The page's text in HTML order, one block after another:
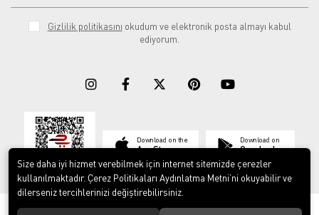
Gizlilik politikasını okudum ve elektronik posta almayı kabul
ediyorum.
Download on the
App Store
Download on
Google play
© 2023ERY İş Güvenliği Ekipmanları. Tüm hakları saklıdır.
Size daha iyi hizmet verebilmek için internet sitemizde çerezler
kullanılmaktadır. Çerez Politikaları Aydınlatma Metni’ni okuyabilir ve
dilerseniz tercihlerinizi değiştirebilirsiniz.